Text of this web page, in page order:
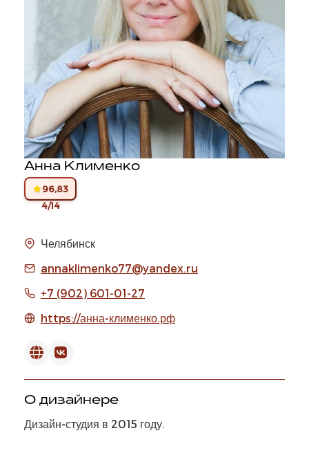
Анна Клименко
96,83
4/14
Челябинск
annaklimenko77@yandex.ru
+7 (902) 601-01-27
https://анна-клименко.рф
О дизайнере
Дизайн-студия в 2015 году.